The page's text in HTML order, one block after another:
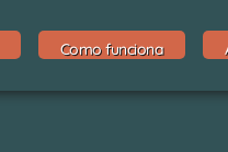
Como funciona